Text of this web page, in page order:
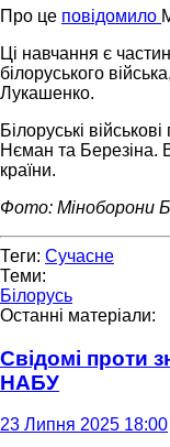
Про це повідомило
Ці навчання є
білоруського
Лукашенко.
Білоруські
Нєман та Березіна.
країни.
Фото: Міноборони
Теги: Сучасне
Теми:
Білорусь
Останні матеріали:
Свідомі проти
НАБУ
23 Липня 2025 18:00